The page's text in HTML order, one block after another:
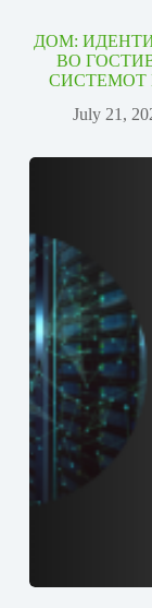
ДОМ:
ВО
СИСТЕМОТ
July 21,